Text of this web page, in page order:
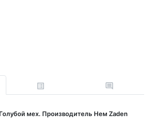
мех. Производитель Нем Zaden